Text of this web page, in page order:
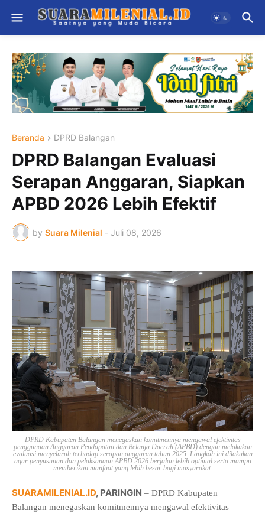
Beranda DPRD Balangan
DPRD Balangan Evaluasi
Serapan Anggaran, Siapkan
APBD 2026 Lebih Efektif
by Suara Milenial - Juli 08, 2026
DPRD Kabupaten Balangan menegaskan komitmennya mengawal efektivitas
penggunaan Anggaran Pendapatan dan Belanja Daerah (APBD) dengan melakukan
evaluasi menyeluruh terhadap serapan anggaran tahun 2025. Langkah ini dilakukan
agar penyusunan dan pelaksanaan APBD 2026 berjalan lebih optimal serta mampu
memberikan manfaat yang lebih besar bagi masyarakat.
SUARAMILENIAL.ID, PARINGIN – DPRD Kabupaten
Balangan menegaskan komitmennya mengawal efektivitas